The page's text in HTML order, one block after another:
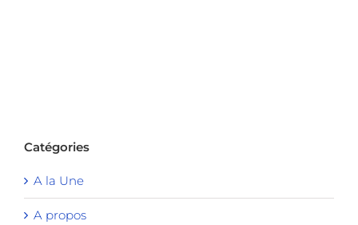
Catégories
A la Une
A propos